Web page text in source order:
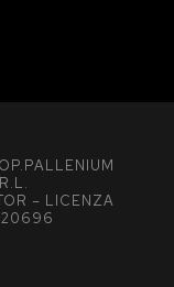
– LICENZA